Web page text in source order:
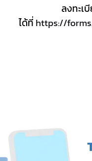
ลงทะเ
ได้ที่ https://